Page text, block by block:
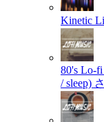
Kinetic
80's Lo-fi
/ sleep)